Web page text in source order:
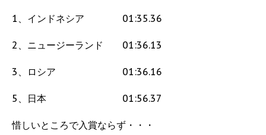
1、インドネシア 01:35.36
2、ニュージーランド 01:36.13
3、ロシア 01:36.16
5、日本 01:56.37
惜しいところで入賞ならず・・・